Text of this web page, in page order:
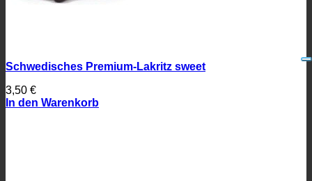
Schwedisches Premium-Lakritz sweet
3,50 €
In den Warenkorb